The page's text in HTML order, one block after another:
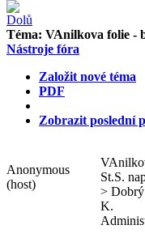
Téma: VAnilkova folie -
Nástroje fóra
Založit nové téma
PDF
Zobrazit poslední
Anonymous
(host)
St.S.
> Dobrý
K.